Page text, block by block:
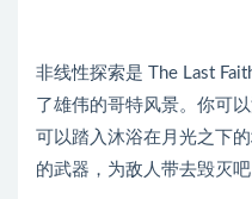
非线性探索是 The Last
了雄伟的哥特风景。你可
可以踏入沐浴在月光之下
的武器，为敌人带去毁灭吧